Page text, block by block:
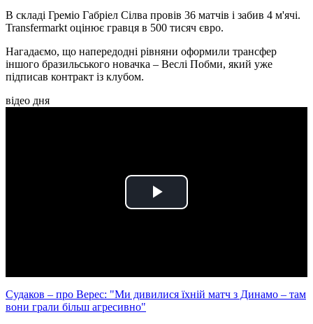
В складі Греміо Габріел Сілва провів 36 матчів і забив 4 м'ячі.
Transfermarkt оцінює гравця в 500 тисяч євро.
Нагадаємо, що напередодні рівняни оформили трансфер
іншого бразильського новачка – Веслі Побми, який уже
підписав контракт із клубом.
відео дня
Play
Судаков – про Верес: "Ми дивилися їхній матч з Динамо – там
вони грали більш агресивно"